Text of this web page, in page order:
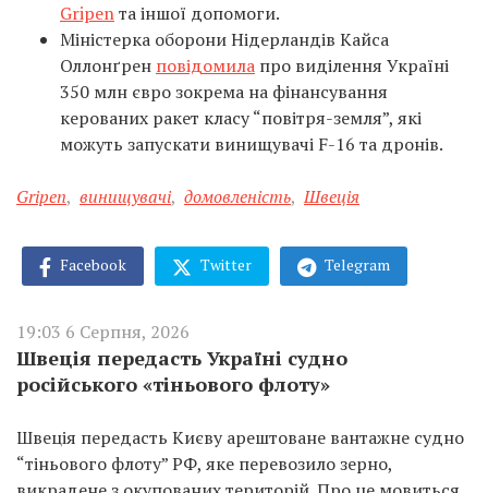
Gripenта іншої допомоги.
Міністерка оборони Нідерландів Кайса
Оллонґрен повідомила про виділення Україні
350 млн євро зокрема на фінансування
керованих ракет класу “повітря-земля”, які
можуть запускати винищувачі F-16 та дронів.
Gripen, винищувачі, домовленість, Швеція
Facebook Twitter Telegram
19:03 6 Серпня, 2026
Швеція передасть Україні судно
російського «тіньового флоту»
Швеція передасть Києву арештоване вантажне судно
“тіньового флоту” РФ, яке перевозило зерно,